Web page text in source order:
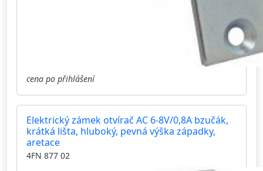
cena po přihlášení
Elektrický zámek otvírač AC 6-8V/0,8A bzučák,
krátká lišta, hluboký, pevná výška západky,
aretace
4FN 877 02